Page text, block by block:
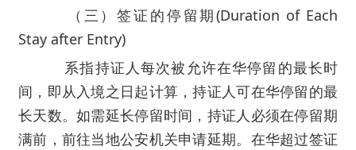
（三）签证的停留期(Duration of Each
Stay after Entry)
系指持证人每次被允许在华停留的最长时
间，即从入境之日起计算，持证人可在华停留的最
长天数。如需延长停留时间，持证人必须在停留期
满前，前往当地公安机关申请延期。在华超过签证